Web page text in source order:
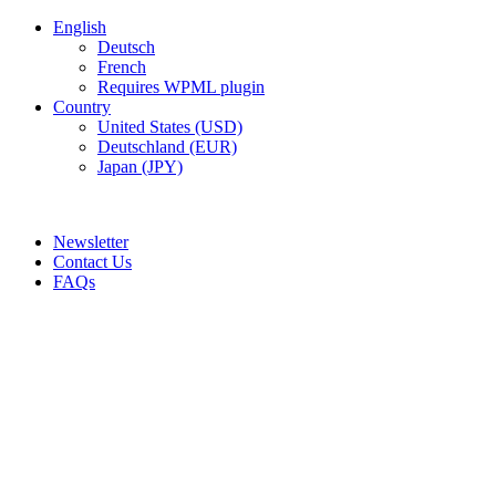
English
Deutsch
French
Requires WPML plugin
Country
United States (USD)
Deutschland (EUR)
Japan (JPY)
Newsletter
Contact Us
FAQs